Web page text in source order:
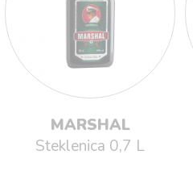
MARSHAL
Steklenica 0,7 L